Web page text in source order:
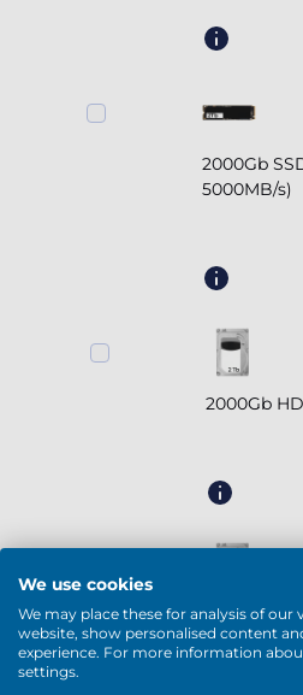
2000Gb
5000MB/s)
2000Gb
4000Gb
We use cookies
We may place these for analysis of
website, show personalised content
experience. For more information
settings.